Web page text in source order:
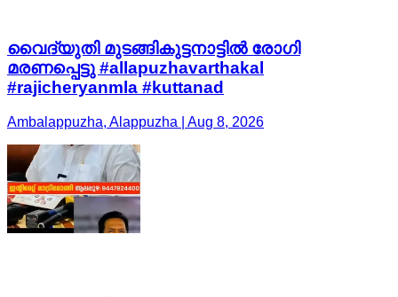
വൈദ്യുതി മുടങ്ങികുട്ടനാട്ടിൽ രോഗി
മരണപ്പെട്ടു #allapuzhavarthakal
#rajicheryanmla #kuttanad
Ambalappuzha, Alappuzha | Aug 8, 2026